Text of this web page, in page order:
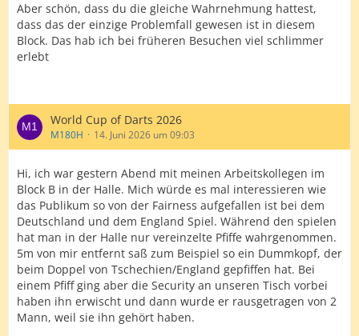
Aber schön, dass du die gleiche Wahrnehmung hattest,
dass das der einzige Problemfall gewesen ist in diesem
Block. Das hab ich bei früheren Besuchen viel schlimmer
erlebt
World Cup of Darts 2026
M180H 14. Juni 2026 um 09:03
Hi, ich war gestern Abend mit meinen Arbeitskollegen im
Block B in der Halle. Mich würde es mal interessieren wie
das Publikum so von der Fairness aufgefallen ist bei dem
Deutschland und dem England Spiel. Während den spielen
hat man in der Halle nur vereinzelte Pfiffe wahrgenommen.
5m von mir entfernt saß zum Beispiel so ein Dummkopf, der
beim Doppel von Tschechien/England gepfiffen hat. Bei
einem Pfiff ging aber die Security an unseren Tisch vorbei
haben ihn erwischt und dann wurde er rausgetragen von 2
Mann, weil sie ihn gehört haben.